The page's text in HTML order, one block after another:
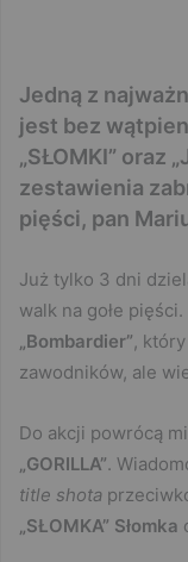
Jedną z
jest bez
„SŁOMKI” oraz
zestawienia
pięści, pan
Już tylko 3 dni
walk na gołe
„Bombardier”,
zawodników, ale
Do akcji powrócą
„GORILLA”.
title shota
„SŁOMKA” Słomka